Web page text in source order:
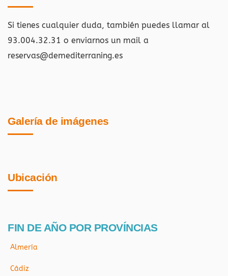
Si tienes cualquier duda, también puedes llamar al
93.004.32.31 o enviarnos un mail a
reservas@demediterraning.es
Galería de imágenes
Ubicación
FIN DE AÑO POR PROVÍNCIAS
Almería
Cádiz